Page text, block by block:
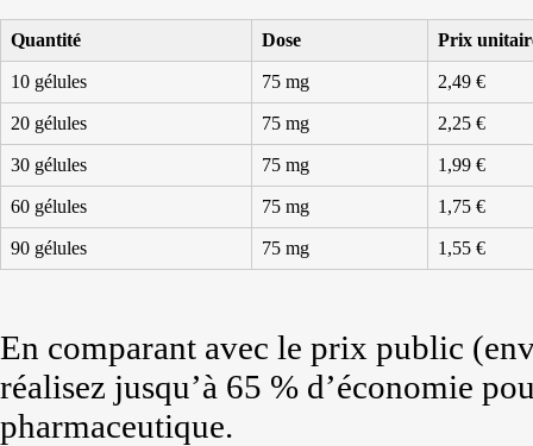
Quantité Dose Prix
10 gélules 75 mg 2,49 €
20 gélules 75 mg 2,25 €
30 gélules 75 mg 1,99 €
60 gélules 75 mg 1,75 €
90 gélules 75 mg 1,55 €
En comparant avec le prix public
réalisez jusqu’à 65 % d’économie
pharmaceutique.